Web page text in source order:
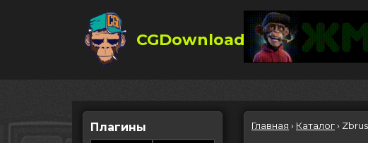
CGDownload
Плагины Главная › Каталог›